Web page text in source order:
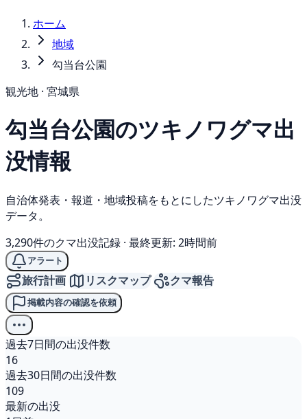
ホーム
地域
勾当台公園
観光地 · 宮城県
勾当台公園のツキノワグマ出
没情報
自治体発表・報道・地域投稿をもとにしたツキノワグマ出没
データ。
3,290件のクマ出没記録 · 最終更新: 2時間前
アラート
旅行計画 リスクマップ クマ報告
掲載内容の確認を依頼
過去7日間の出没件数
16
過去30日間の出没件数
109
最新の出没